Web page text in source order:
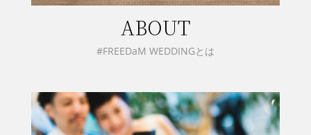
ABOUT
#FREEDaM WEDDINGとは